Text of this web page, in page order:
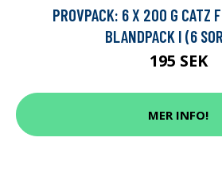
PROVPACK: 6 X 200 G CATZ
BLANDPACK I (6
195 SEK
MER INFO!